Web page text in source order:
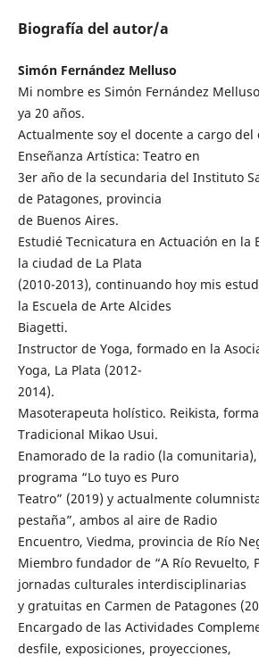
Biografía del autor/a
Simón Fernández Melluso
Mi nombre es Simón Fernández
ya 20 años.
Actualmente soy el docente a cargo del
Enseñanza Artística: Teatro en
3er año de la secundaria del Instituto
de Patagones, provincia
de Buenos Aires.
Estudié Tecnicatura en Actuación en la
la ciudad de La Plata
(2010-2013), continuando hoy mis
la Escuela de Arte Alcides
Biagetti.
Instructor de Yoga, formado en la
Yoga, La Plata (2012-
2014).
Masoterapeuta holístico. Reikista,
Tradicional Mikao Usui.
Enamorado de la radio (la
programa “Lo tuyo es Puro
Teatro” (2019) y actualmente
pestaña”, ambos al aire de Radio
Encuentro, Viedma, provincia de Río
Miembro fundador de “A Río Revuelto,
jornadas culturales interdisciplinarias
y gratuitas en Carmen de Patagones
Encargado de las Actividades
desfile, exposiciones, proyecciones,